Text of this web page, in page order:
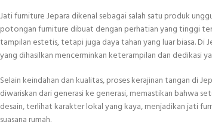
Jati furniture Jepara dikenal sebagai salah satu produk
potongan furniture dibuat dengan perhatian yang tinggi
tampilan estetis, tetapi juga daya tahan yang luar biasa. Di
yang dihasilkan mencerminkan keterampilan dan dedikasi
Selain keindahan dan kualitas, proses kerajinan tangan di
diwariskan dari generasi ke generasi, memastikan bahwa
desain, terlihat karakter lokal yang kaya, menjadikan jati
suasana rumah.